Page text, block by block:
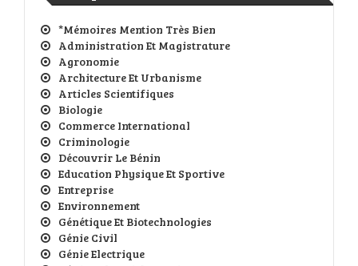
*Mémoires Mention Très Bien
Administration Et Magistrature
Agronomie
Architecture Et Urbanisme
Articles Scientifiques
Biologie
Commerce International
Criminologie
Découvrir Le Bénin
Education Physique Et Sportive
Entreprise
Environnement
Génétique Et Biotechnologies
Génie Civil
Génie Electrique